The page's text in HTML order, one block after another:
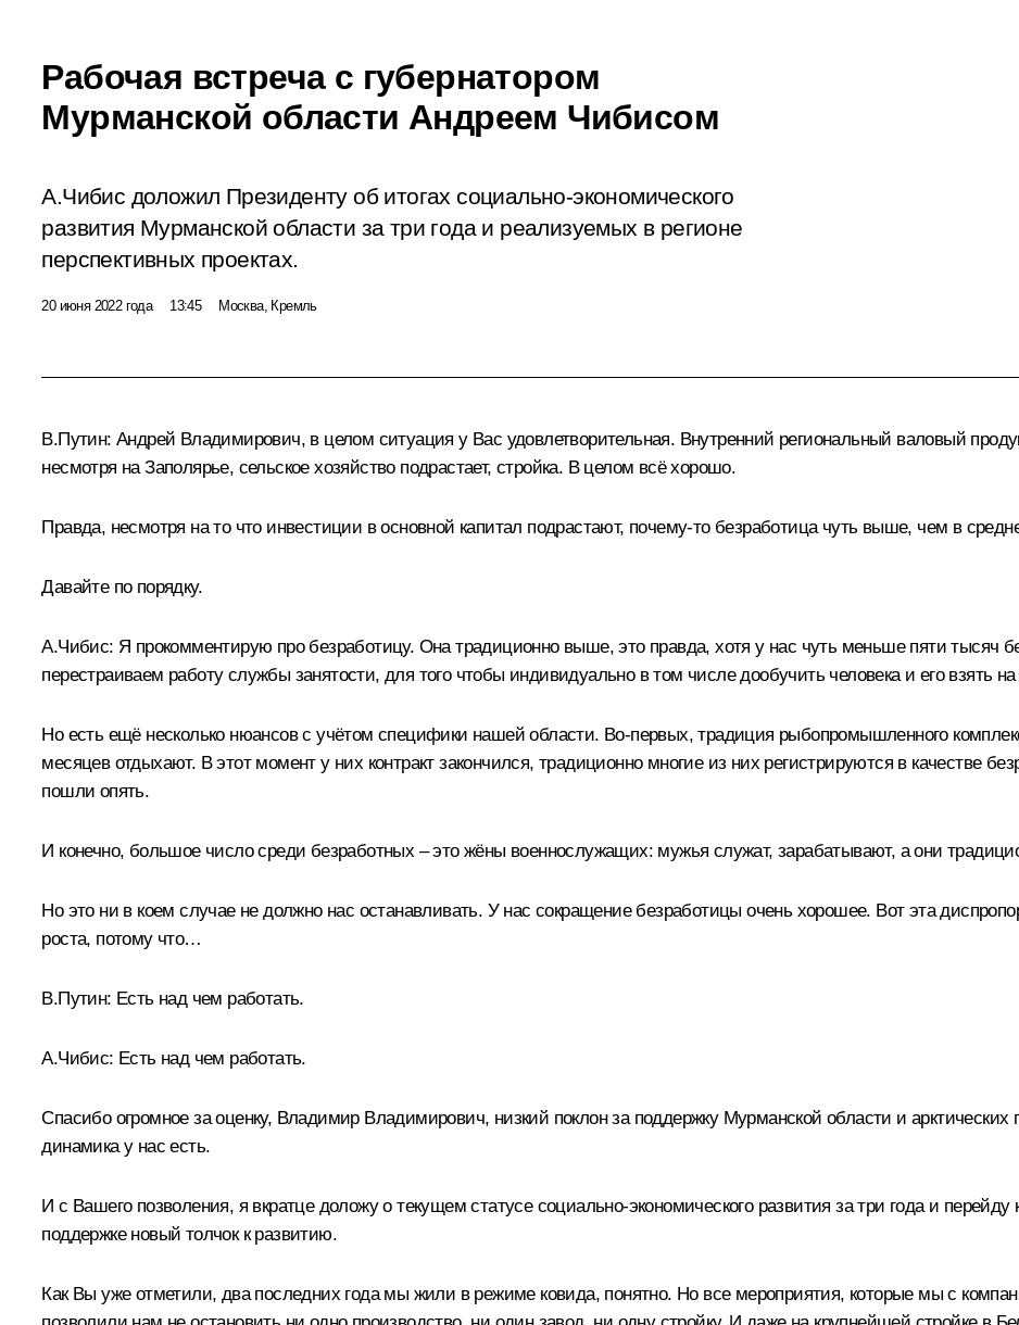
Рабочая встреча с губернатором
Мурманской области Андреем Чибисом
А.Чибис доложил Президенту об итогах социально-экономического
развития Мурманской области за три года и реализуемых в регионе
перспективных проектах.
20 июня 2022 года 13:45 Москва, Кремль
В.Путин: Андрей Владимирович, в целом ситуация у Вас удовлетворительная. Внутренний региональный валовый
несмотря на Заполярье, сельское хозяйство подрастает, стройка. В целом всё хорошо.
Правда, несмотря на то что инвестиции в основной капитал подрастают, почему-то безработица чуть выше, чем в
Давайте по порядку.
А.Чибис: Я прокомментирую про безработицу. Она традиционно выше, это правда, хотя у нас чуть меньше пяти тысяч
перестраиваем работу службы занятости, для того чтобы индивидуально в том числе дообучить человека и его взять на
Но есть ещё несколько нюансов с учётом специфики нашей области. Во-первых, традиция рыбопромышленного
месяцев отдыхают. В этот момент у них контракт закончился, традиционно многие из них регистрируются в качестве
пошли опять.
И конечно, большое число среди безработных – это жёны военнослужащих: мужья служат, зарабатывают, а они
Но это ни в коем случае не должно нас останавливать. У нас сокращение безработицы очень хорошее. Вот эта
роста, потому что…
В.Путин: Есть над чем работать.
А.Чибис: Есть над чем работать.
Спасибо огромное за оценку, Владимир Владимирович, низкий поклон за поддержку Мурманской области и арктических
динамика у нас есть.
И с Вашего позволения, я вкратце доложу о текущем статусе социально-экономического развития за три года и
поддержке новый толчок к развитию.
Как Вы уже отметили, два последних года мы жили в режиме ковида, понятно. Но все мероприятия, которые мы с